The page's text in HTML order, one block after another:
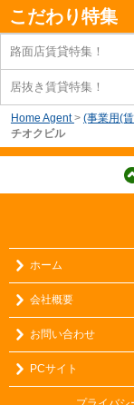
こだわり特集
路面店賃貸特集！
居抜き賃貸特集！
Home Agent > (事業用(
チオクビル
ホーム
会社概要
お問い合わせ
PCサイト